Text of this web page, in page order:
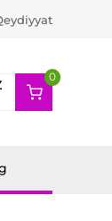
0
2